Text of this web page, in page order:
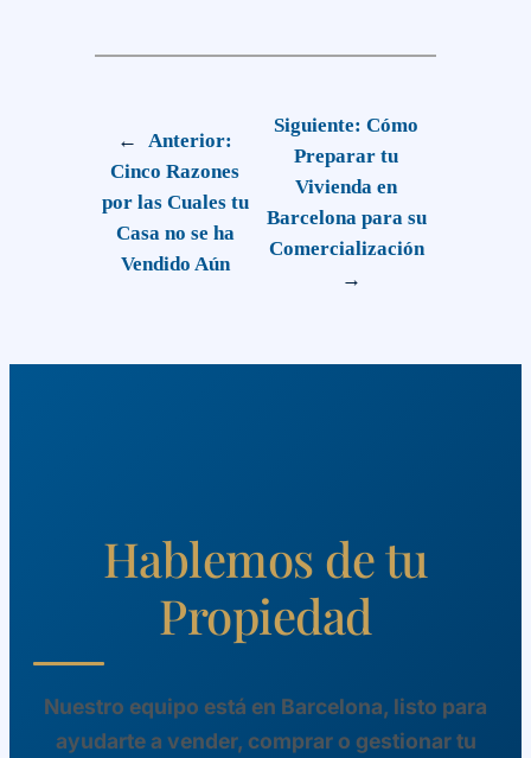
←
Anterior:
Cinco Razones
por las Cuales tu
Casa no se ha
Vendido Aún
Siguiente: Cómo
Preparar tu
Vivienda en
Barcelona para su
Comercialización
→
Hablemos de tu
Propiedad
Nuestro equipo está en Barcelona, listo para
ayudarte a vender, comprar o gestionar tu